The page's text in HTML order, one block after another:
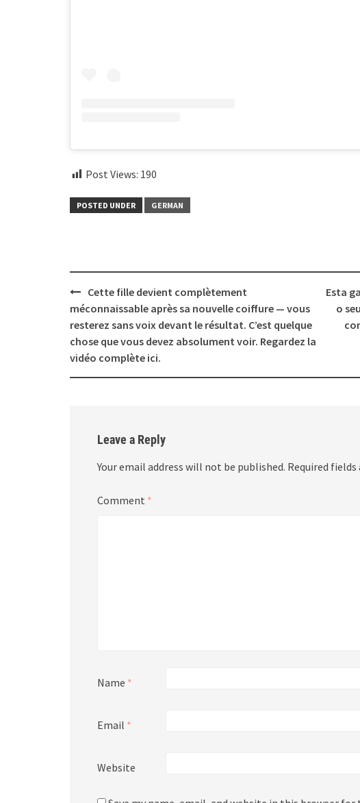
Post Views: 190
POSTED UNDER GERMAN
Post
navigation
Cette fille devient complètement
méconnaissable après sa nouvelle coiffure — vous
resterez sans voix devant le résultat. C’est quelque
chose que vous devez absolument voir. Regardez la
vidéo complète ici.
Esta
o
Leave a Reply
Your email address will not be published. Required fields
Comment *
Name *
Email *
Website